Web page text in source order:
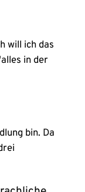
will ich das
in der
bin. Da